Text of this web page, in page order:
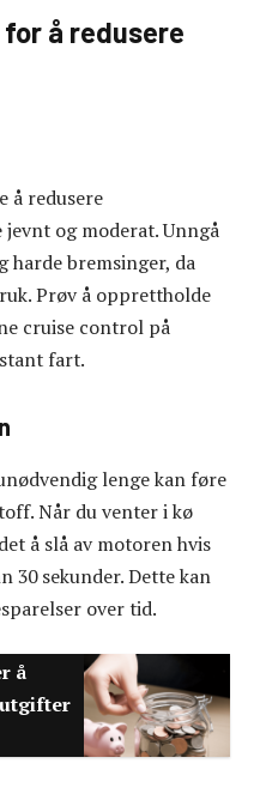
å redusere
å redusere
og moderat. Unngå
harde bremsinger, da
Prøv å opprettholde
cruise control på
fart.
lenge kan føre
Når du venter i kø
å slå av motoren hvis
30 sekunder. Dette kan
over tid.
å